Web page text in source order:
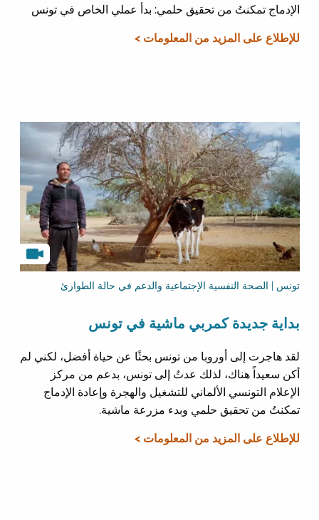
الإدماج تمكنتُ من تحقيق حلمي: بدأ عملي الخاص في تونس
للإطلاع على المزيد من المعلومات >
تونس | الصحة النفسية الإجتماعية والدعم في حالة الطوارئ
بداية جديدة كمربي ماشية في تونس
لقد هاجرت إلى أوروبا من تونس بحثًا عن حياة أفضل، لكني لم
أكن سعيداً هناك، لذلك عدتُ إلى تونس، بدعم من مركز
الإعلام التونسي الألماني للتشغيل والهجرة وإعادة الإدماج
تمكنتُ من تحقيق حلمي وبدء مزرعة ماشية.
للإطلاع على المزيد من المعلومات >